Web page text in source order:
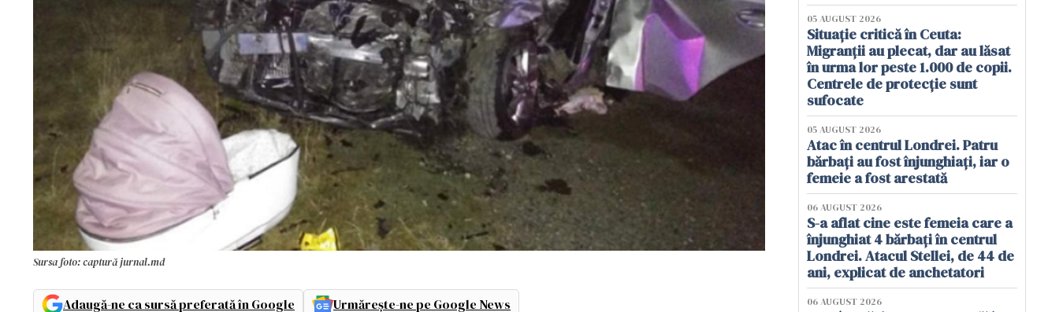
Sursa foto: captură jurnal.md
Adaugă-ne ca sursă preferată în Google Urmărește-ne pe Google News
05 AUGUST 2026
Situație critică în Ceuta:
Migranții au plecat, dar au lăsat
în urma lor peste 1.000 de copii.
Centrele de protecție sunt
sufocate
05 AUGUST 2026
Atac în centrul Londrei. Patru
bărbați au fost înjunghiați, iar o
femeie a fost arestată
06 AUGUST 2026
S-a aflat cine este femeia care a
înjunghiat 4 bărbați în centrul
Londrei. Atacul Stellei, de 44 de
ani, explicat de anchetatori
06 AUGUST 2026